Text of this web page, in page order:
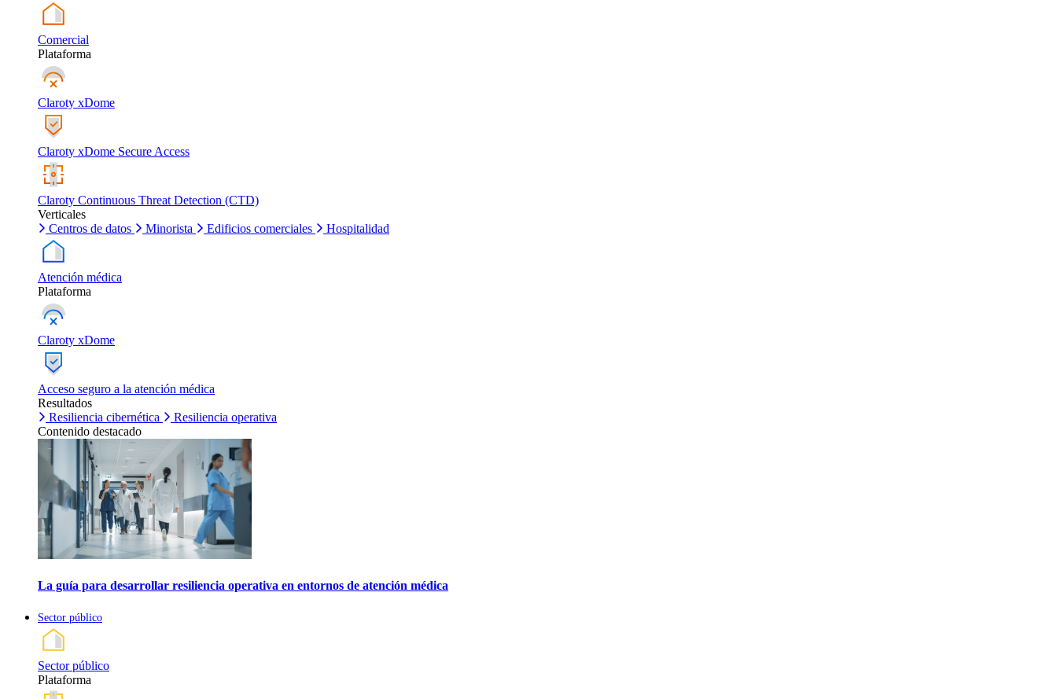
Comercial
Plataforma
Claroty xDome
Claroty xDome Secure Access
Claroty Continuous Threat Detection (CTD)
Verticales
Centros de datos
Minorista Edificios comerciales Hospitalidad
Atención médica
Plataforma
Claroty xDome
Acceso seguro a la atención médica
Resultados
Resiliencia cibernética
Resiliencia operativa
Contenido destacado
La guía para desarrollar resiliencia operativa en entornos de atención médica
Sector público
Sector público
Plataforma